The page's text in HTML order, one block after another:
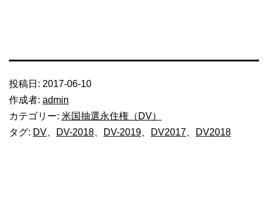
投稿日: 2017-06-10
作成者: admin
カテゴリー: 米国抽選永住権（DV）
タグ: DV DV-2018 DV-2019 DV2017 DV2018